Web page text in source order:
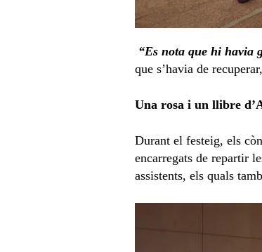
“Es nota que hi havia
que s’havia de
Una rosa i un llibre
Durant el festeig, els
encarregats de repartir
assistents, els quals